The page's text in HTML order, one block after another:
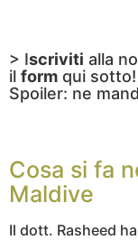
> Iscriviti alla
il form qui sotto!
Spoiler: ne
Cosa si fa
Maldive
Il dott. Rasheed